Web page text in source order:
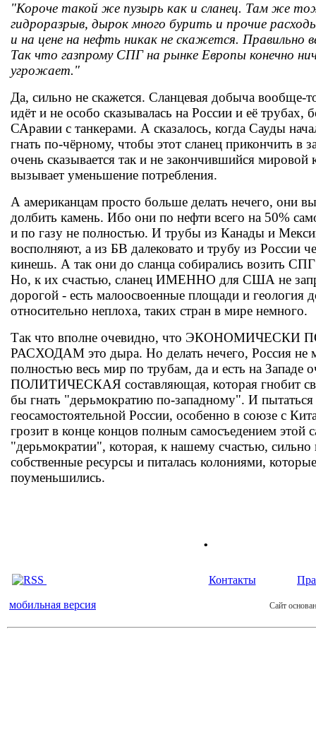
"Короче такой же пузырь как и сланец. Там же
гидроразрыв, дырок много бурить и прочие
и на цене на нефть никак не скажется. Правильно
Так что газпрому СПГ на рынке Европы конечно
угрожает."
Да, сильно не скажется. Сланцевая добыча вообще-
идёт и не особо сказывалась на России и её трубах,
САравии с танкерами. А сказалось, когда Сауды
гнать по-чёрному, чтобы этот сланец прикончить в
очень сказывается так и не закончившийся мировой
вызывает уменьшение потребления.
А американцам просто больше делать нечего, они
долбить камень. Ибо они по нефти всего на 50%
и по газу не полностью. И трубы из Канады и
восполняют, а из БВ далековато и трубу из России
кинешь. А так они до сланца собирались возить
Но, к их счастью, сланец ИМЕННО для США не
дорогой - есть малоосвоенные площади и геология
относительно неплоха, таких стран в мире немного.
Так что вполне очевидно, что ЭКОНОМИЧЕСКИ
РАСХОДАМ это дыра. Но делать нечего, Россия не
полностью весь мир по трубам, да и есть на Западе
ПОЛИТИЧЕСКАЯ составляющая, которая гнобит
бы гнать "дерьмократию по-западному". И пытаться
геосамостоятельной России, особенно в союзе с
грозит в конце концов полным самосъедением этой
"дерьмократии", которая, к нашему счастью, сильно
собственные ресурсы и питалась колониями,
поуменьшились.
.
Контакты
мобильная версия Сайт